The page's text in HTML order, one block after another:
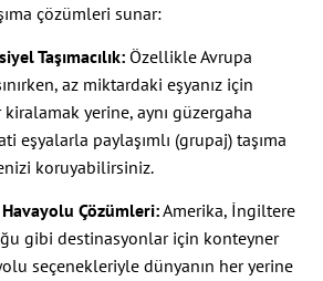
çözümleri sunar:
Taşımacılık: Özellikle Avrupa
az miktardaki eşyanız için
yerine, aynı güzergaha
eşyalarla paylaşımlı (grupaj) taşıma
koruyabilirsiniz.
Çözümleri:Amerika, İngiltere
gibi destinasyonlar için konteyner
seçenekleriyle dünyanın her yerine